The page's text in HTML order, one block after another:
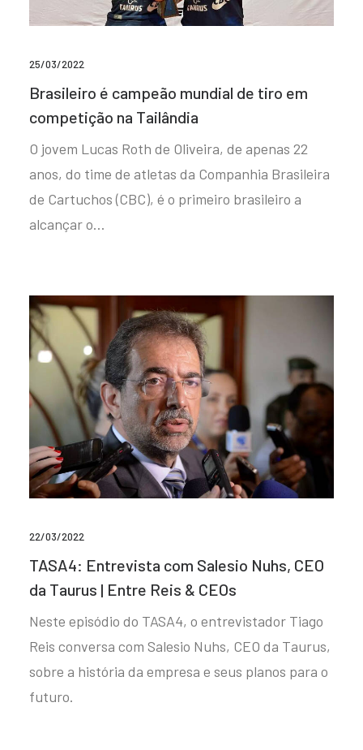
25/03/2022
Brasileiro é campeão mundial de tiro em
competição na Tailândia
O jovem Lucas Roth de Oliveira, de apenas 22
anos, do time de atletas da Companhia Brasileira
de Cartuchos (CBC), é o primeiro brasileiro a
alcançar o…
22/03/2022
TASA4: Entrevista com Salesio Nuhs, CEO
da Taurus | Entre Reis & CEOs
Neste episódio do TASA4, o entrevistador Tiago
Reis conversa com Salesio Nuhs, CEO da Taurus,
sobre a história da empresa e seus planos para o
futuro.